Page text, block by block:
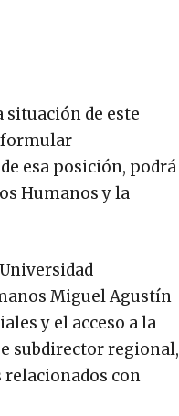
de este
formular
esa posición, podrá
Humanos y la
Miguel Agustín
y el acceso a la
subdirector regional,
relacionados con